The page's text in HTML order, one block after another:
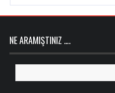
NE ARAMIŞTINIZ ….
for: